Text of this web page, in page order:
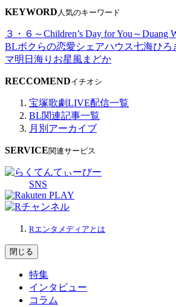
KEYWORD 人気のキーワード
３・６～Children’s Day for You～Duang
BLボクらの恋愛シェアハウス七海ひろ
マ明日海りお星風まどか
RECCOMENDイチオシ
宝塚歌劇LIVE配信一覧
BL関連記事一覧
月別アーカイブ
SERVICE関連サービス
SNS
Rエンタメディアとは
閉じる
特集
インタビュー
コラム